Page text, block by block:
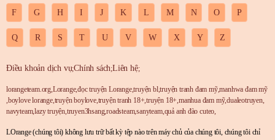
F G H I J K L M N O P
Q R S T U V W X Y Z
Điều khoản dịch vụ;Chính sách;Liên hệ;
lorangeteam.org,Lorange,đọc truyện Lorange,truyện bl,truyện tranh đam mỹ,manhwa đam mỹ
,boylove lorange,truyện boylove,truyện tranh 18+,truyện 18+,manhua đam mỹ,dualeotruyen,
navyteam,lazy truyện,truyen3hsang,roadsteam,sanyteam,quả anh đào cuteo,
LOrange (chúng tôi) không lưu trữ bất kỳ tệp nào trên máy chủ của chúng tôi, chúng tôi chỉ